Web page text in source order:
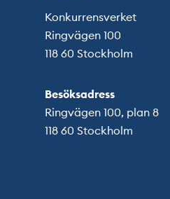
Konkurrensverket
Ringvägen 100
118 60 Stockholm
Besöksadress
Ringvägen 100, plan 8
118 60 Stockholm